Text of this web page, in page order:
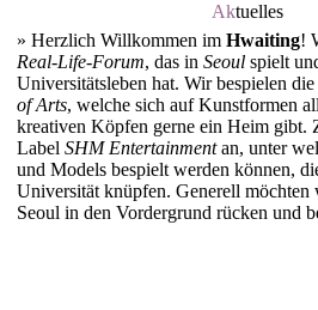
Aktuelles
» Herzlich Willkommen im Hwaiting!
Real-Life-Forum, das in Seoul spielt
Universitätsleben hat. Wir bespielen
of Arts, welche sich auf Kunstformen
kreativen Köpfen gerne ein Heim gibt.
Label SHM Entertainmentan, unter
und Models bespielt werden können,
Universität knüpfen. Generell möchten
Seoul in den Vordergrund rücken und